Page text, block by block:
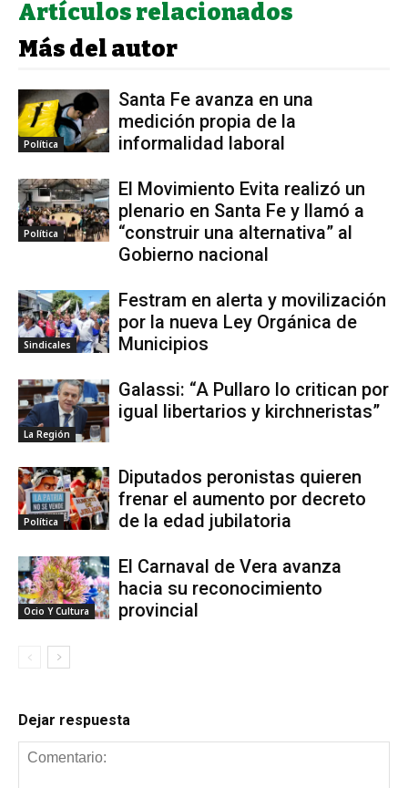
Artículos relacionados
Más del autor
Política
Santa Fe avanza en una
medición propia de la
informalidad laboral
Política
El Movimiento Evita realizó un
plenario en Santa Fe y llamó a
“construir una alternativa” al
Gobierno nacional
Sindicales
Festram en alerta y movilización
por la nueva Ley Orgánica de
Municipios
La Región
Galassi: “A Pullaro lo critican por
igual libertarios y kirchneristas”
Política
Diputados peronistas quieren
frenar el aumento por decreto
de la edad jubilatoria
Ocio Y Cultura
El Carnaval de Vera avanza
hacia su reconocimiento
provincial
Dejar respuesta